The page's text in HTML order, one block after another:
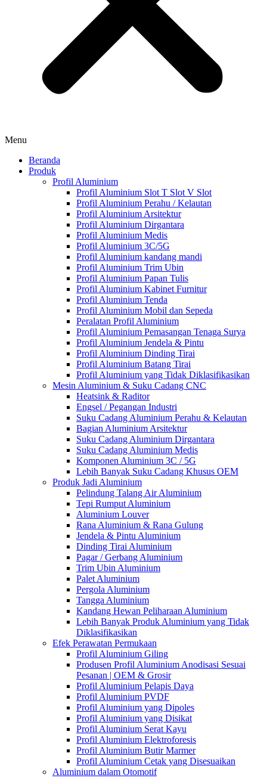
Menu
Beranda
Produk
Profil Aluminium
Profil Aluminium Slot T Slot V Slot
Profil Aluminium Perahu / Kelautan
Profil Aluminium Arsitektur
Profil Aluminium Dirgantara
Profil Aluminium Medis
Profil Aluminium 3C/5G
Profil Aluminium kandang mandi
Profil Aluminium Trim Ubin
Profil Aluminium Papan Tulis
Profil Aluminium Kabinet Furnitur
Profil Aluminium Tenda
Profil Aluminium Mobil dan Sepeda
Peralatan Profil Aluminium
Profil Aluminium Pemasangan Tenaga Surya
Profil Aluminium Jendela & Pintu
Profil Aluminium Dinding Tirai
Profil Aluminium Batang Tirai
Profil Aluminium yang Tidak Diklasifikasikan
Mesin Aluminium & Suku Cadang CNC
Heatsink & Raditor
Engsel / Pegangan Industri
Suku Cadang Aluminium Perahu & Kelautan
Bagian Aluminium Arsitektur
Suku Cadang Aluminium Dirgantara
Suku Cadang Aluminium Medis
Komponen Aluminium 3C / 5G
Lebih Banyak Suku Cadang Khusus OEM
Produk Jadi Aluminium
Pelindung Talang Air Aluminium
Tepi Rumput Aluminium
Aluminium Louver
Rana Aluminium & Rana Gulung
Jendela & Pintu Aluminium
Dinding Tirai Aluminium
Pagar / Gerbang Aluminium
Trim Ubin Aluminium
Palet Aluminium
Pergola Aluminium
Tangga Aluminium
Kandang Hewan Peliharaan Aluminium
Lebih Banyak Produk Aluminium yang Tidak
Diklasifikasikan
Efek Perawatan Permukaan
Profil Aluminium Giling
Produsen Profil Aluminium Anodisasi Sesuai
Pesanan | OEM & Grosir
Profil Aluminium Pelapis Daya
Profil Aluminium PVDF
Profil Aluminium yang Dipoles
Profil Aluminium yang Disikat
Profil Aluminium Serat Kayu
Profil Aluminium Elektroforesis
Profil Aluminium Butir Marmer
Profil Aluminium Cetak yang Disesuaikan
Aluminium dalam Otomotif